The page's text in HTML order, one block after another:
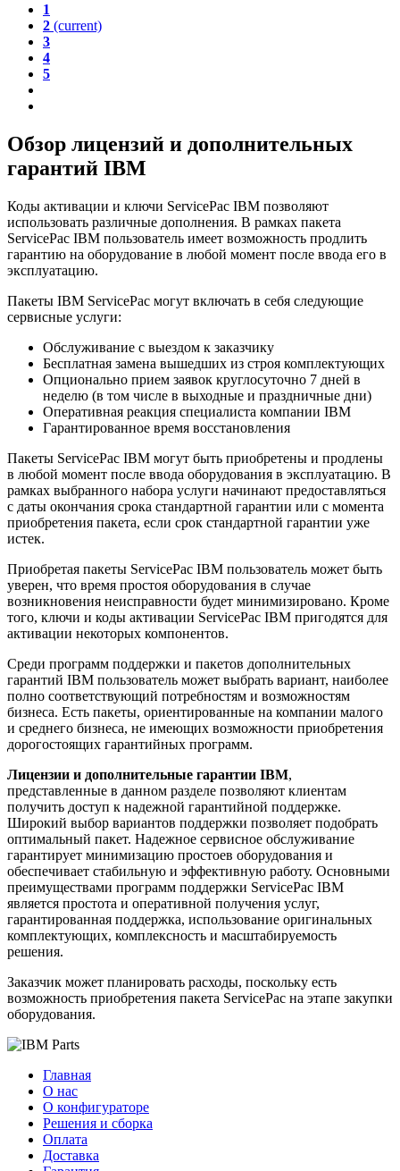
1
2 (current)
3
4
5
Обзор лицензий и дополнительных
гарантий IBM
Коды активации и ключи ServicePac IBM позволяют
использовать различные дополнения. В рамках пакета
ServicePac IBM пользователь имеет возможность продлить
гарантию на оборудование в любой момент после ввода его в
эксплуатацию.
Пакеты IBM ServicePac могут включать в себя следующие
сервисные услуги:
Обслуживание с выездом к заказчику
Бесплатная замена вышедших из строя комплектующих
Опционально прием заявок круглосуточно 7 дней в
неделю (в том числе в выходные и праздничные дни)
Оперативная реакция специалиста компании IBM
Гарантированное время восстановления
Пакеты ServicePac IBM могут быть приобретены и продлены
в любой момент после ввода оборудования в эксплуатацию. В
рамках выбранного набора услуги начинают предоставляться
с даты окончания срока стандартной гарантии или с момента
приобретения пакета, если срок стандартной гарантии уже
истек.
Приобретая пакеты ServicePac IBM пользователь может быть
уверен, что время простоя оборудования в случае
возникновения неисправности будет минимизировано. Кроме
того, ключи и коды активации ServicePac IBM пригодятся для
активации некоторых компонентов.
Среди программ поддержки и пакетов дополнительных
гарантий IBM пользователь может выбрать вариант, наиболее
полно соответствующий потребностям и возможностям
бизнеса. Есть пакеты, ориентированные на компании малого
и среднего бизнеса, не имеющих возможности приобретения
дорогостоящих гарантийных программ.
Лицензии и дополнительные гарантии IBM,
представленные в данном разделе позволяют клиентам
получить доступ к надежной гарантийной поддержке.
Широкий выбор вариантов поддержки позволяет подобрать
оптимальный пакет. Надежное сервисное обслуживание
гарантирует минимизацию простоев оборудования и
обеспечивает стабильную и эффективную работу. Основными
преимуществами программ поддержки ServicePac IBM
является простота и оперативной получения услуг,
гарантированная поддержка, использование оригинальных
комплектующих, комплексность и масштабируемость
решения.
Заказчик может планировать расходы, поскольку есть
возможность приобретения пакета ServicePac на этапе закупки
оборудования.
Главная
О нас
О конфигураторе
Решения и сборка
Оплата
Доставка